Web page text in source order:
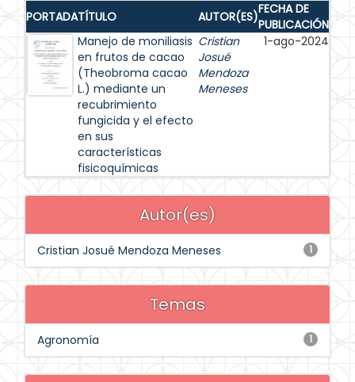
PORTADATÍTULO AUTOR(ES)FECHA DE
PUBLICACIÓN
Manejo de moniliasis
en frutos de cacao
(Theobroma cacao
L.) mediante un
recubrimiento
fungicida y el efecto
en sus
características
fisicoquímicas
Cristian
Josué
Mendoza
Meneses
1-ago-2024
Autor(es)
1
Cristian Josué Mendoza Meneses
Temas
1
Agronomía